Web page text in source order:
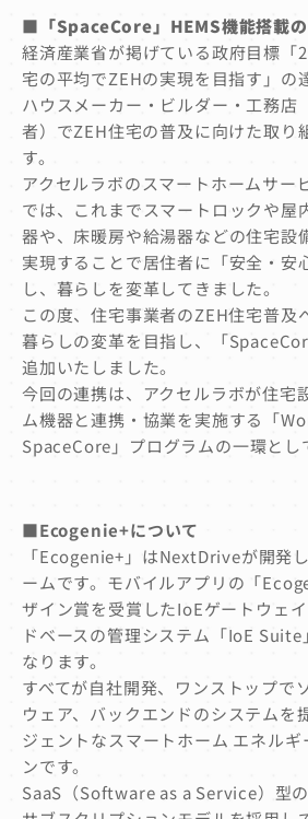
■ 「SpaceCore」HEMS機能搭載
経済産業省が掲げている政府目標「
宅の平均でZEHの実現を目指す」の
ハウスメーカー・ビルダー・工務店
者）でZEH住宅の普及に向けた取り
す。
アクセルラボのスマートホームサー
では、これまでスマートロックや屋
器や、床暖房や給湯器などの住宅設
実現することで居住者に「安全・安
し、暮らしを変革してきました。
この度、住宅事業者のZEH住宅普及
暮らしの変革を目指し、「
追加いたしました。
今回の連携は、アクセルラボが住宅
ム機器と連携・協業を実施する「
SpaceCore」プログラムの一環とし
■Ecogenie+について
「Ecogenie+」はNextDriveが開発
ームです。モバイルアプリの「
ザイン賞を受賞したIoEゲートウェ
ドベースの管理システム「IoE Suite
なります。
すべてが自社開発、ワンストップで
ウェア、バックエンドのシステムを
ジェントなスマートホーム エネルギ
ンです。
SaaS（Software as a Service）型